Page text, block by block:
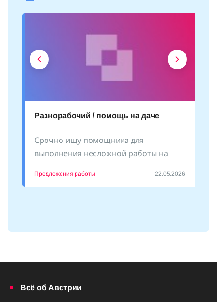
Разнорабочий / помощь на даче
Срочно ищу помощника для
выполнения несложной работы на
даче - «муж на час»
Предложения работы 22.05.2026
Всё об Австрии